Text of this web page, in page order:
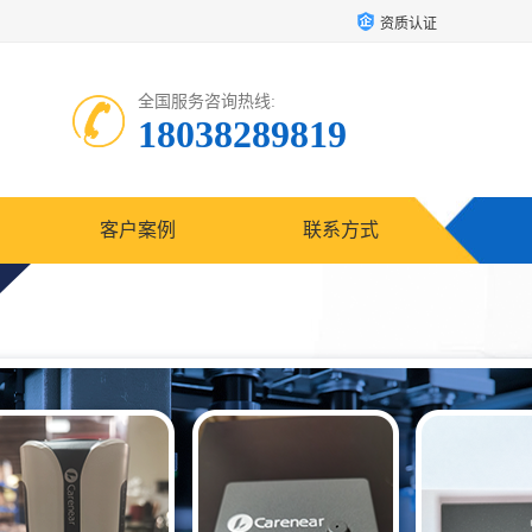
资质认证
全国服务咨询热线:
18038289819
客户案例 联系方式